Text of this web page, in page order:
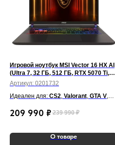
Игровой ноутбук MSI Vector 16 HX AI
(Ultra 7, 32 ГБ, 512 ГБ, RTX 5070 Ti,
144 Гц, Win 11) Серый
Артикул: 0201732
Идеален для: CS2, Valorant, GTA V,
Blender,Cinema 4D,Autodesk 3ds
DaVinci Resolve.
209 990 ₽ 239 990 ₽
О товаре